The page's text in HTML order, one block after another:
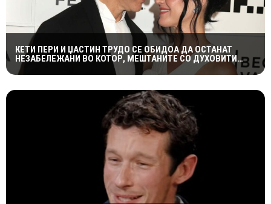
КЕТИ ПЕРИ И ЏАСТИН ТРУДО СЕ ОБИДОА ДА ОСТАНАТ
НЕЗАБЕЛЕЖАНИ ВО КОТОР, МЕШТАНИТЕ СО ДУХОВИТИ
РЕАКЦИИ: „НИКОЈ НЕ БИ ГИ ПРЕПОЗНАЛ“